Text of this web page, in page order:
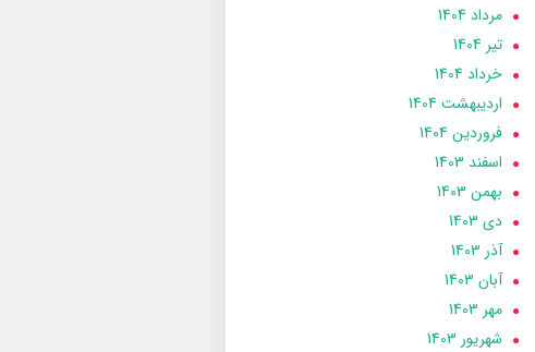
مرداد 1404
تير 1404
خرداد 1404
ارديبهشت 1404
فروردین 1404
اسفند 1403
بهمن 1403
دی 1403
آذر 1403
آبان 1403
مهر 1403
شهریور 1403